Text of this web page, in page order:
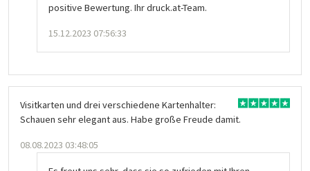
positive Bewertung. Ihr druck.at-Team.
15.12.2023 07:56:33
Visitkarten und drei verschiedene Kartenhalter:
Schauen sehr elegant aus. Habe große Freude damit.
08.08.2023 03:48:05